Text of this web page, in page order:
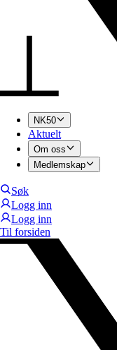
NK50
Aktuelt
Om oss
Medlemskap
Søk
Logg inn
Logg inn
Til forsiden